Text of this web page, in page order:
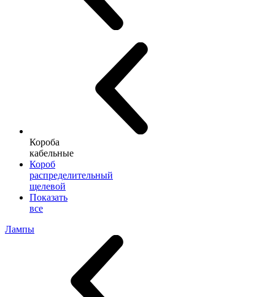
Короба
кабельные
Короб
распределительный
щелевой
Показать
все
Лампы